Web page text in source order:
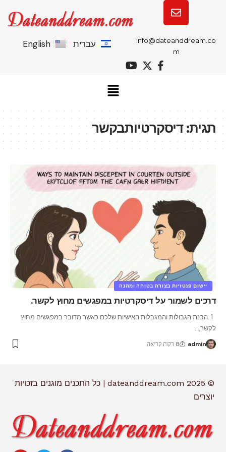
info@dateanddream.co
m
עברית English
תגית:דיסקרטיותבקשר
יישום פנטזיות בצורה בטוחה ומהנה
דרכים לשמור על דיסקרטיות במפגשים מחוץ לקשר.
1. הבנת הגבולות והמגבלות האישיות שלכם כאשר מדובר במפגשים מחוץ
לקשר,…
admin 8 דקות קריאה
© 2025 dateanddream.com | כל התכנים מוגנים בזכויות
יוצרים